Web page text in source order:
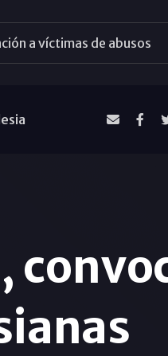
a víctimas de abusos